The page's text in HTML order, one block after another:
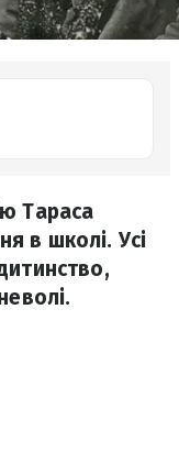
Тараса
в школі. Усі